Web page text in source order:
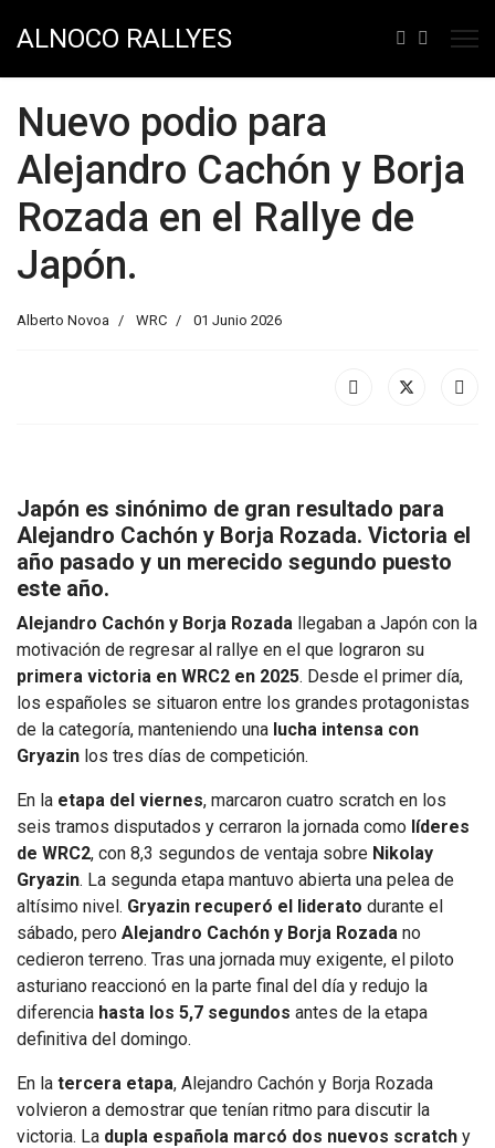
ALNOCO RALLYES
Nuevo podio para
Alejandro Cachón y Borja
Rozada en el Rallye de
Japón.
Alberto Novoa WRC 01 Junio 2026
Japón es sinónimo de gran resultado para
Alejandro Cachón y Borja Rozada. Victoria el
año pasado y un merecido segundo puesto
este año.
Alejandro Cachón y Borja Rozada llegaban a Japón con la
motivación de regresar al rallye en el que lograron su
primera victoria en WRC2 en 2025. Desde el primer día,
los españoles se situaron entre los grandes protagonistas
de la categoría, manteniendo una lucha intensa con
Gryazin los tres días de competición.
En la etapa del viernes, marcaron cuatro scratch en los
seis tramos disputados y cerraron la jornada como líderes
de WRC2, con 8,3 segundos de ventaja sobre Nikolay
Gryazin. La segunda etapa mantuvo abierta una pelea de
altísimo nivel. Gryazin recuperó el liderato durante el
sábado, pero Alejandro Cachón y Borja Rozada no
cedieron terreno. Tras una jornada muy exigente, el piloto
asturiano reaccionó en la parte final del día y redujo la
diferencia hasta los 5,7 segundos antes de la etapa
definitiva del domingo.
En la tercera etapa, Alejandro Cachón y Borja Rozada
volvieron a demostrar que tenían ritmo para discutir la
victoria. La dupla española marcó dos nuevos scratch y